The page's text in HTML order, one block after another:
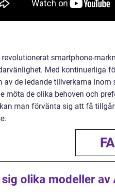
smartphone-
Med kontinuerliga
av de ledande tillverkarna
möta de olika behoven och
man förvänta sig att få
olika modeller av